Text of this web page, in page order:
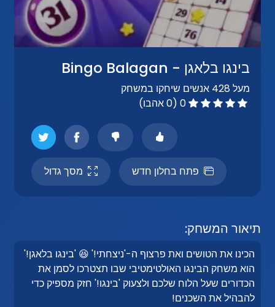
בינגו בלאגן - Bingo Balagan
מעל 428 אנשים שיחקו במשחק
0 (0 אהבו)
פתח בחלון חדש מסך גדול
תיאור המשחק:
הכינו את הטושים ואת פרצוף ה-'ניצחתי!' 😆 'בינגו בלאגן!'
הוא משחק הבינגו האולטימטיבי שבו תצטרכו לסמן את
הכדורים שעל הלוח שלכם ולצעוק 'בינגו!' חזק מספיק כדי
להבהיל את השכנים!